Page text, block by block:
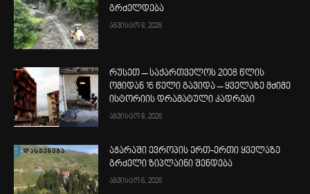
გრძელდება
აგვისტო 8, 2026
რუსეთ – საქართველოს 2008 წლის
ომიდან 16 წელი გავიდა – ყველაზე მძიმე
ისტორიის დრამატული კადრები
აგვისტო 8, 2026
აჭარაში ევროპის ერთ-ერთი ყველაზე
გრძელი ზიპლაინი შენდება
აგვისტო 6, 2026